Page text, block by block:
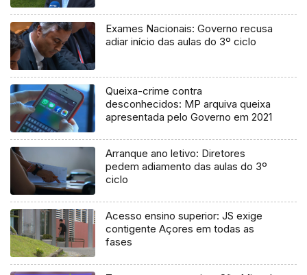
Exames Nacionais: Governo recusa
adiar início das aulas do 3º ciclo
Queixa-crime contra
desconhecidos: MP arquiva queixa
apresentada pelo Governo em 2021
Arranque ano letivo: Diretores
pedem adiamento das aulas do 3º
ciclo
Acesso ensino superior: JS exige
contigente Açores em todas as
fases